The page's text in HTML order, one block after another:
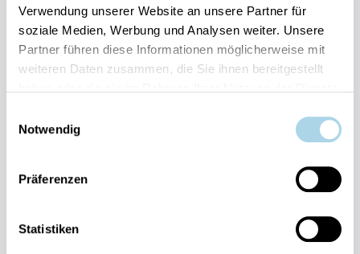
Verwendung unserer Website an unsere Partner für
soziale Medien, Werbung und Analysen weiter. Unsere
Partner führen diese Informationen möglicherweise mit
weiteren Daten zusammen, die Sie ihnen bereitgestellt
Notwendig
Präferenzen
Statistiken
Bestpreis-Garantie für Ihren Urlaub
Flexible An- und Abreise 24/7 möglich
Risikofrei bis 60 Tage vorher stornieren
Sofortige Buchungsbestätigung
Persönlicher Gästeservice vor Ort Transparente
Fragen und Wünsche?